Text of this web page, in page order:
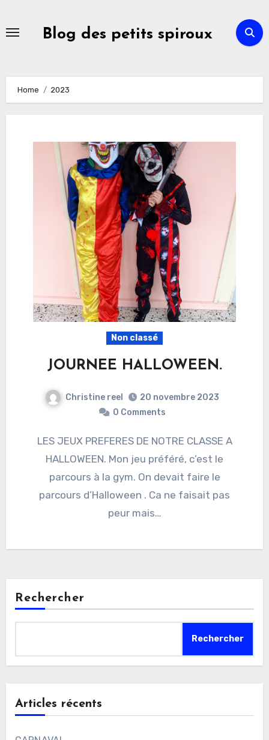
Blog des petits spiroux
Home 2023
Non classé
JOURNEE HALLOWEEN.
Christine reel
20 novembre 2023
0 Comments
LES JEUX PREFERES DE NOTRE CLASSE A
HALLOWEEN. Mon jeu préféré, c’est le
parcours à la gym. On devait faire le
parcours d’Halloween . Ca ne faisait pas
peur mais…
Rechercher
Rechercher
Articles récents